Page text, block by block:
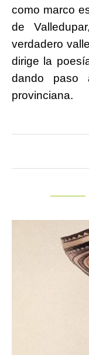
como marco
de
verdadero
dirige la
dando paso
provinciana.